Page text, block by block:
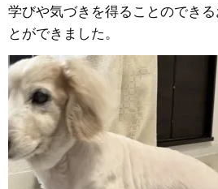
学びや気づきを得ることのでき
とができました。